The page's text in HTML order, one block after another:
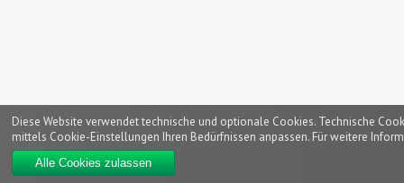
Diese Website verwendet technische und optionale Cookies. Technische
mittels Cookie-Einstellungen Ihren Bedürfnissen anpassen. Für weitere
Alle Cookies zulassen